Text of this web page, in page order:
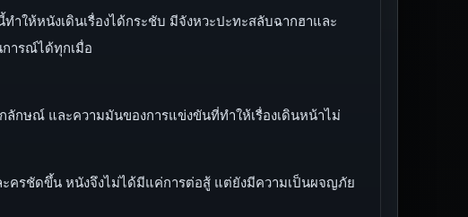
ำให้หนังเดินเรื่องได้กระชับ มีจังหวะปะทะสลับฉากฮาและ
ารณ์ได้ทุกเมื่อ
กษณ์ และความมันของการแข่งขันที่ทำให้เรื่องเดินหน้าไม่
ครชัดขึ้น หนังจึงไม่ได้มีแค่การต่อสู้ แต่ยังมีความเป็นผจญภัย